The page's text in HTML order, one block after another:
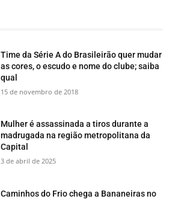
Time da Série A do Brasileirão quer mudar
as cores, o escudo e nome do clube; saiba
qual
15 de novembro de 2018
Mulher é assassinada a tiros durante a
madrugada na região metropolitana da
Capital
3 de abril de 2025
​Caminhos do Frio chega a Bananeiras no